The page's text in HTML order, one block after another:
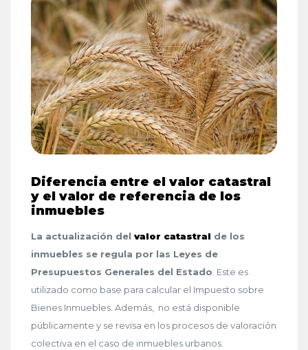
Diferencia entre el valor catastral
y el valor de referencia de los
inmuebles
La actualización del valor catastral de los
inmuebles se regula por las Leyes de
Presupuestos Generales del Estado. Este es
utilizado como base para calcular el Impuesto sobre
Bienes Inmuebles. Además, no está disponible
públicamente y se revisa en los procesos de valoración
colectiva en el caso de inmuebles urbanos.